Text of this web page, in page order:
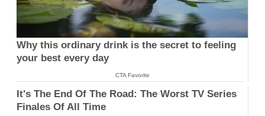
Why this ordinary drink is the secret to feeling
your best every day
CTA Favorite
It's The End Of The Road: The Worst TV Series
Finales Of All Time